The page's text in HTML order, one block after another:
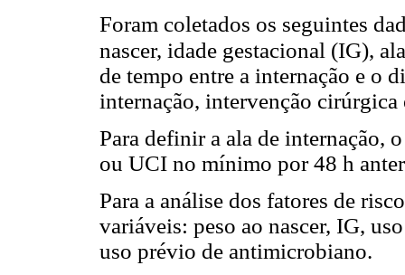
Foram coletados os seguintes
nascer, idade gestacional (IG), ala
de tempo entre a internação e o
internação, intervenção
Para definir a ala de internação,
ou UCI no mínimo por 48 h
Para a análise dos fatores de
variáveis: peso ao nascer, IG,
uso prévio de antimicrobiano.